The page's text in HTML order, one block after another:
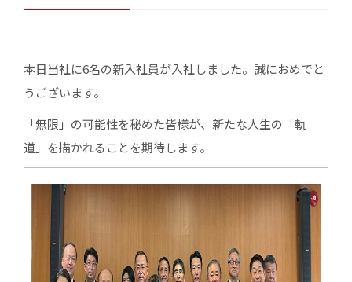
本日当社に6名の新入社員が入社しました。誠におめでと
うございます。
「無限」の可能性を秘めた皆様が、新たな人生の「軌
道」を描かれることを期待します。